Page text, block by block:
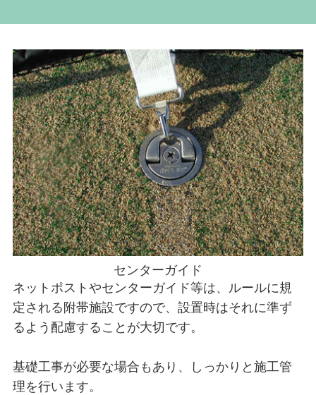
センターガイド
ネットポストやセンターガイド等は、ルールに規
定される附帯施設ですので、設置時はそれに準ず
るよう配慮することが大切です。
基礎工事が必要な場合もあり、しっかりと施工管
理を行います。